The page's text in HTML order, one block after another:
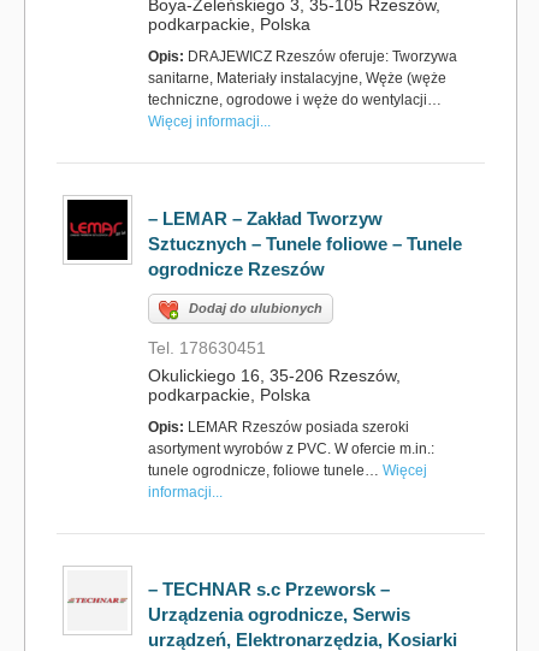
Boya-Żeleńskiego 3, 35-105 Rzeszów,
podkarpackie, Polska
Opis: DRAJEWICZ Rzeszów oferuje: Tworzywa
sanitarne, Materiały instalacyjne, Węże (węże
techniczne, ogrodowe i węże do wentylacji…
Więcej informacji...
– LEMAR – Zakład Tworzyw
Sztucznych – Tunele foliowe – Tunele
ogrodnicze Rzeszów
Dodaj do ulubionych
Tel. 178630451
Okulickiego 16, 35-206 Rzeszów,
podkarpackie, Polska
Opis: LEMAR Rzeszów posiada szeroki
asortyment wyrobów z PVC. W ofercie m.in.:
tunele ogrodnicze, foliowe tunele… Więcej
informacji...
– TECHNAR s.c Przeworsk –
Urządzenia ogrodnicze, Serwis
urządzeń, Elektronarzędzia, Kosiarki